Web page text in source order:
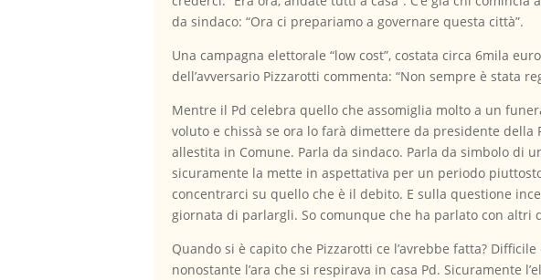
da sindaco: “Ora ci prepariamo a governare questa città”.
Una campagna elettorale “low cost”, costata circa 6mila
dell’avversario Pizzarotti commenta: “Non sempre è stata
Mentre il Pd celebra quello che assomiglia molto a un
voluto e chissà se ora lo farà dimettere da presidente della
allestita in Comune. Parla da sindaco. Parla da simbolo di
sicuramente la mette in aspettativa per un periodo
concentrarci su quello che è il debito. E sulla questione
giornata di parlargli. So comunque che ha parlato con altri
Quando si è capito che Pizzarotti ce l’avrebbe fatta?
nonostante l’ara che si respirava in casa Pd. Sicuramente